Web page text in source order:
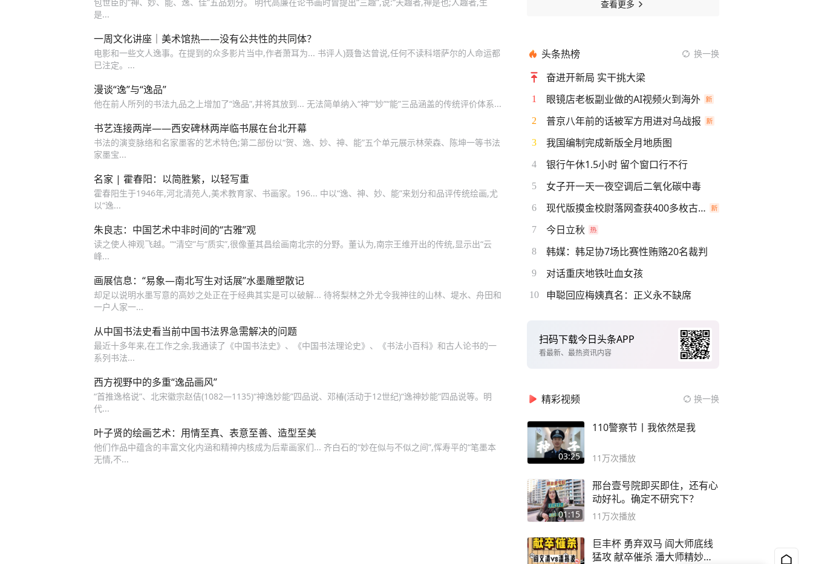
是...
一周文化讲座｜美术馆热——没有公共性的共同体？
电影和一些文人逸事。在提到的众多影片当中,作者萧耳为... 书评人)聂鲁达曾说,任何不读科塔萨尔的人命运都
已注定。...
漫谈“逸”与“逸品”
他在前人所列的书法九品之上增加了“逸品”,并将其放到... 无法简单纳入“神”“妙”“能”三品涵盖的传统评价体系...
书艺连接两岸——西安碑林两岸临书展在台北开幕
书法的演变脉络和名家墨客的艺术特色;第二部份以“贺、逸、妙、神、能”五个单元展示林荣森、陈坤一等书法
家墨宝...
名家 | 霍春阳：以简胜繁，以轻写重
霍春阳生于1946年,河北清苑人,美术教育家、书画家。196... 中以“逸、神、妙、能”来划分和品评传统绘画,尤
以“逸...
朱良志：中国艺术中非时间的“古雅”观
读之使人神观飞越。”“清空”与“质实”,很像董其昌绘画南北宗的分野。董认为,南宗王维开出的传统,显示出“云
峰...
画展信息：“易象—南北写生对话展”水墨雕塑散记
却足以说明水墨写意的高妙之处正在于经典其实是可以破解... 待将梨林之外尤令我神往的山林、堤水、舟田和
一户人家一...
从中国书法史看当前中国书法界急需解决的问题
最近十多年来,在工作之余,我通读了《中国书法史》、《中国书法理论史》、《书法小百科》和古人论书的一
系列书法...
西方视野中的多重“逸品画风”
“首推逸格说”、北宋徽宗赵佶(1082—1135)“神逸妙能”四品说、邓椿(活动于12世纪)“逸神妙能”四品说等。明
代...
叶子贤的绘画艺术：用情至真、表意至善、造型至美
他们作品中蕴含的丰富文化内涵和精神内核成为后辈画家们... 齐白石的“妙在似与不似之间”,恽寿平的“笔墨本
无情,不...
查看更多
头条热榜 换一换
奋进开新局 实干挑大梁
1 眼镜店老板副业做的AI视频火到海外
2 普京八年前的话被军方用进对乌战报
3 我国编制完成新版全月地质图
4 银行午休1.5小时 留个窗口行不行
5 女子开一天一夜空调后二氧化碳中毒
6 现代版摸金校尉落网查获400多枚古币
7 今日立秋
8 韩媒：韩足协7场比赛性贿赂20名裁判
9 对话重庆地铁吐血女孩
10 申聪回应梅姨真名：正义永不缺席
扫码下载今日头条APP
看最新、最热资讯内容
精彩视频 换一换
03:25
110警察节丨我依然是我
11万次播放
01:15
邢台壹号院即买即住，还有心
动好礼。确定不研究下？
11万次播放
巨丰杯 勇弃双马 阎大师底线
猛攻 献卒催杀 潘大师精妙入